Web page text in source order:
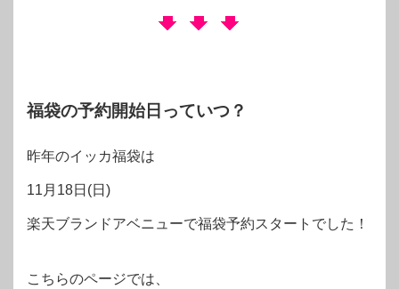
福袋の予約開始日っていつ？
昨年のイッカ福袋は
11月18日(日)
楽天ブランドアベニューで福袋予約スタートでした！
こちらのページでは、